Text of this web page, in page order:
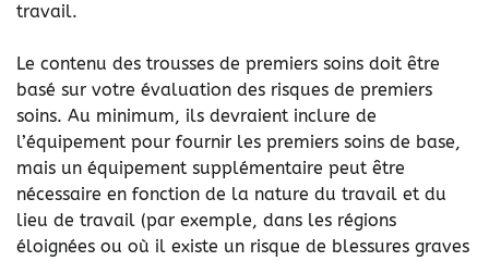
travail.
Le contenu des trousses de premiers soins doit être
basé sur votre évaluation des risques de premiers
soins. Au minimum, ils devraient inclure de
l’équipement pour fournir les premiers soins de base,
mais un équipement supplémentaire peut être
nécessaire en fonction de la nature du travail et du
lieu de travail (par exemple, dans les régions
éloignées ou où il existe un risque de blessures graves